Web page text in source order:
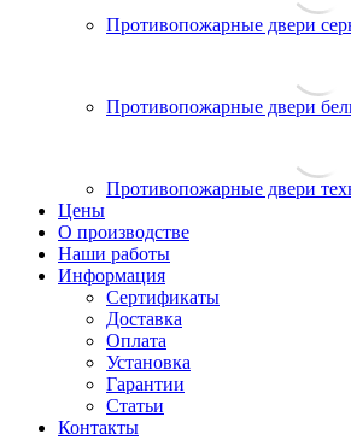
Противопожарные двери
Противопожарные двери
Противопожарные двери
Цены
О производстве
Наши работы
Информация
Сертификаты
Доставка
Оплата
Установка
Гарантии
Статьи
Контакты